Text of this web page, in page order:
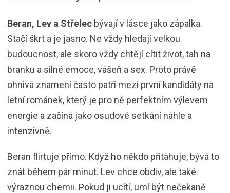
Beran, Lev a Střelec bývají v lásce jako zápalka.
Stačí škrt a je jasno. Ne vždy hledají velkou
budoucnost, ale skoro vždy chtějí cítit život, tah na
branku a silné emoce, vášeň a sex. Proto právě
ohnivá znamení často patří mezi první kandidáty na
letní románek, který je pro ně perfektním výlevem
energie a začíná jako osudové setkání náhle a
intenzivně.
Beran flirtuje přímo. Když ho někdo přitahuje, bývá to
znát během pár minut. Lev chce obdiv, ale také
výraznou chemii. Pokud ji ucítí, umí být nečekaně